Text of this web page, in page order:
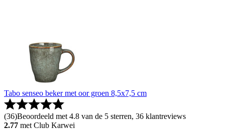
Tabo senseo beker met oor groen 8,5x7,5 cm
(36)Beoordeeld met 4.8 van de 5 sterren, 36 klantreviews
2.77 met Club Karwei